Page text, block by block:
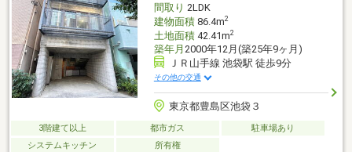
間取り 2LDK
建物面積86.4m2
土地面積42.41m2
築年月 2000年12月(築25年9ヶ月)
ＪＲ山手線 池袋駅 徒歩9分
その他の交通
東京都豊島区池袋３
3階建て以上 都市ガス
駐車場あり
システムキッチン
所有権